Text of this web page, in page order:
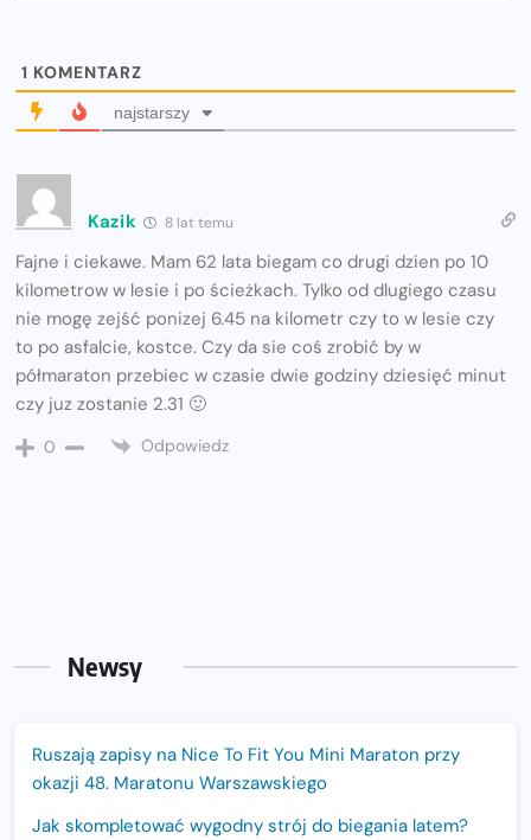
1 KOMENTARZ
najstarszy
Kazik 8 lat temu
Fajne i ciekawe. Mam 62 lata biegam co drugi dzien po 10
kilometrow w lesie i po ścieżkach. Tylko od dlugiego czasu
nie mogę zejść ponizej 6.45 na kilometr czy to w lesie czy
to po asfalcie, kostce. Czy da sie coś zrobić by w
półmaraton przebiec w czasie dwie godziny dziesięć minut
czy juz zostanie 2.31 🙂
0 Odpowiedz
Newsy
Ruszają zapisy na Nice To Fit You Mini Maraton przy
okazji 48. Maratonu Warszawskiego
Jak skompletować wygodny strój do biegania latem?